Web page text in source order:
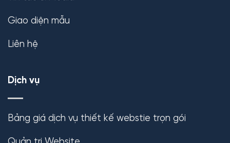
Giao diện mẫu
Liên hệ
Dịch vụ
Bảng giá dịch vụ thiết kế webstie trọn gói